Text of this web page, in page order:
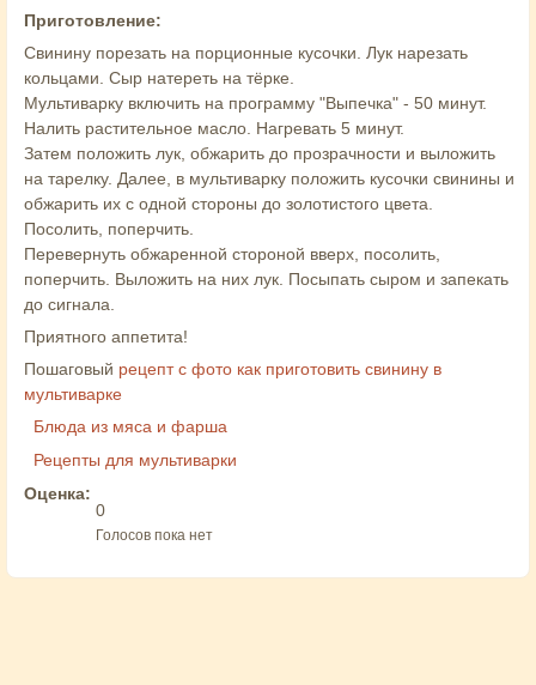
Приготовление:
Свинину порезать на порционные кусочки. Лук нарезать
кольцами. Сыр натереть на тёрке.
Мультиварку включить на программу "Выпечка" - 50 минут.
Налить растительное масло. Нагревать 5 минут.
Затем положить лук, обжарить до прозрачности и выложить
на тарелку. Далее, в мультиварку положить кусочки свинины и
обжарить их с одной стороны до золотистого цвета.
Посолить, поперчить.
Перевернуть обжаренной стороной вверх, посолить,
поперчить. Выложить на них лук. Посыпать сыром и запекать
до сигнала.
Приятного аппетита!
Пошаговый рецепт с фото как приготовить свинину в
мультиварке
Блюда из мяса и фарша
Рецепты для мультиварки
Оценка:
0
Голосов пока нет